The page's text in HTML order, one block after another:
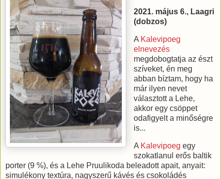
2021. május 6., Laagri
(dobzos)
A Kalevipoeg
elnevezés
megdobogtatja az észt
szíveket, én meg
abban bíztam, hogy ha
már ilyen nevet
választott a Lehe,
akkor egy csöppet
odafigyelt a minőségre
is...
A Kalevipoeg egy
szokatlanul erős baltik
porter (9 %), és a Lehe Pruulikoda beleadott apait, anyait:
simulékony textúra, nagyszerű kávés és csokoládés